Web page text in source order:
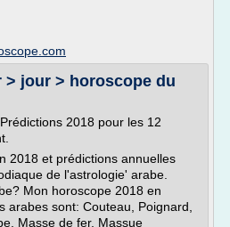
jour > horoscope du
2018 pour les 12
2018 et prédictions annuelles
de l'astrologie' arabe.
Mon horoscope 2018 en
arabes sont: Couteau, Poignard,
Masse de fer, Massue